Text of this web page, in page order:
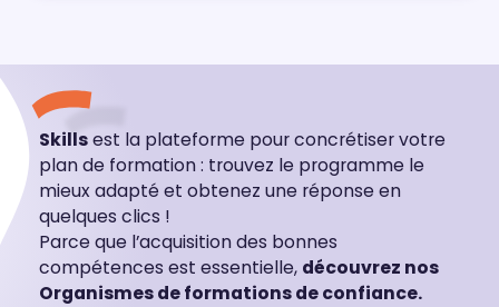
Skillsest la plateforme pour concrétiser votre
plan de formation : trouvez le programme le
mieux adapté et obtenez une réponse en
quelques clics !
Parce que l’acquisition des bonnes
compétences est essentielle, découvrez nos
Organismes de formations de confiance.